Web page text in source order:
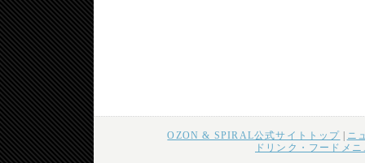
OZON & SPIRAL公式サイトトップ
ニ
ドリンク・フードメ